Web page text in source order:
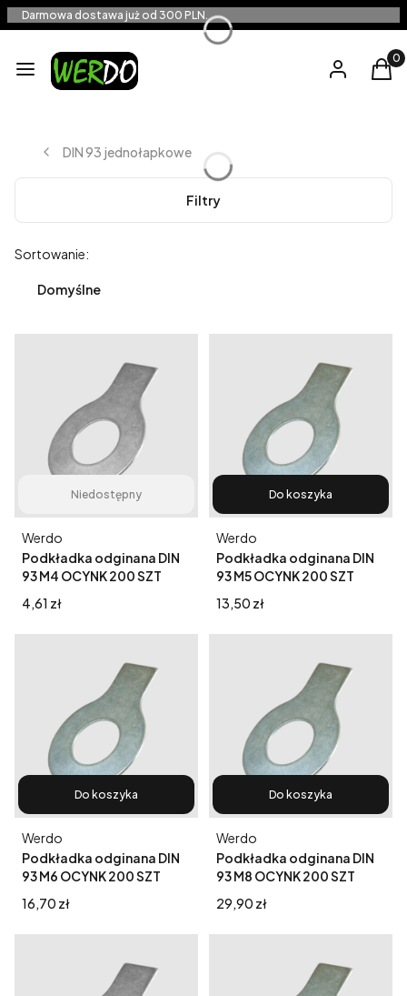
Darmowa dostawa już od 300 PLN.
Menu Zaloguj się
DIN 93 jednołapkowe
Filtry
Lista produktów
Sortowanie:
Domyślne
Niedostępny
Podkładka odginana DIN
93 M4 OCYNK 200 SZT
Producent
Werdo
Cena
4,61 zł
Do koszyka
Podkładka odginana DIN
93 M5 OCYNK 200 SZT
Producent
Werdo
Cena
13,50 zł
Do koszyka
Podkładka odginana DIN
93 M6 OCYNK 200 SZT
Producent
Werdo
Cena
16,70 zł
Do koszyka
Podkładka odginana DIN
93 M8 OCYNK 200 SZT
Producent
Werdo
Cena
29,90 zł